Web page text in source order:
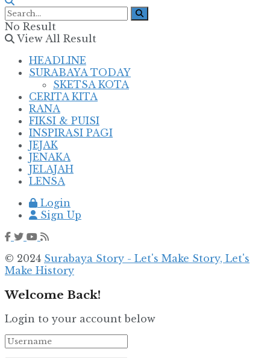
No Result
View All Result
HEADLINE
SURABAYA TODAY
SKETSA KOTA
CERITA KITA
RANA
FIKSI & PUISI
INSPIRASI PAGI
JEJAK
JENAKA
JELAJAH
LENSA
Login
Sign Up
© 2024 Surabaya Story - Let's Make Story, Let's
Make History
Welcome Back!
Login to your account below